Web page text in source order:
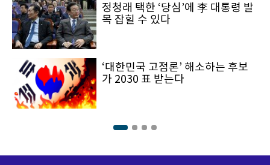
정청래 택한 ‘당심’에 李 대통령 발
목 잡힐 수 있다
‘대한민국 고점론’ 해소하는 후보
가 2030 표 받는다